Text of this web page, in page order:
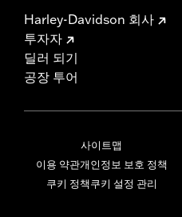
Harley-Davidson 회사
투자자
딜러 되기
공장 투어
사이트맵
이용 약관개인정보 보호 정책
쿠키 정책쿠키 설정 관리